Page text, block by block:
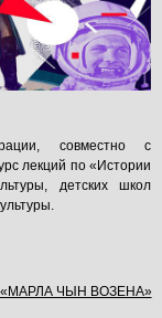
совместно с
лекций по «Истории
детских школ
«МАРЛА ЧЫН ВОЗЕНА»